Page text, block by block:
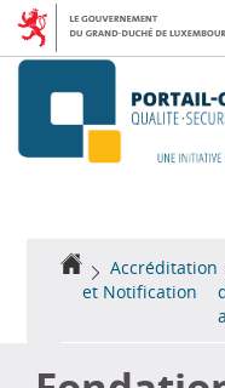
Aller
la
Aller
contenu
Accueil
Accréditation
et Notification